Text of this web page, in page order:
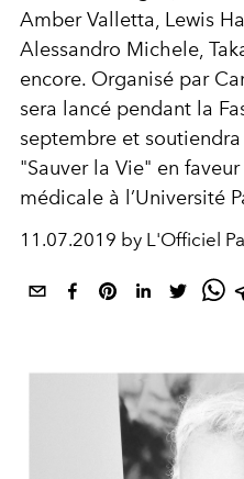
Amber Valletta, Lewis
Alessandro Michele,
encore. Organisé par
sera lancé pendant la
septembre et
"Sauver la Vie" en
médicale à l’Université
11.07.2019 by L'Officiel